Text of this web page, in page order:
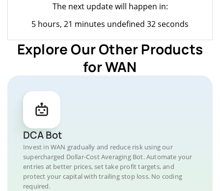
The next update will happen in:
5 hours, 21 minutes undefined 32 seconds
Explore Our Other Products
for WAN
DCA Bot
Invest in WAN gradually and reduce risk using our
supercharged Dollar-Cost Averaging Bot. Automate your
entries at better prices, set take profit targets, and
protect your capital with trailing stop loss. No coding
required.